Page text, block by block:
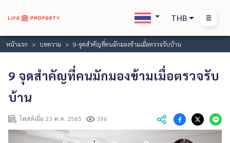
THB
หน้าแรก บทความ 9-จุดสำคัญที่คนมักมองข้ามเมื่อตรวจรับบ้าน
9 จุดสำคัญที่คนมักมองข้ามเมื่อตรวจรับ
บ้าน
โพสต์เมื่อ 23 พ.ค. 2565 396